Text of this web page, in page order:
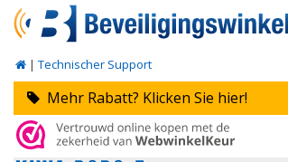
| Technischer Support
Mehr Rabatt? Klicken Sie hier!